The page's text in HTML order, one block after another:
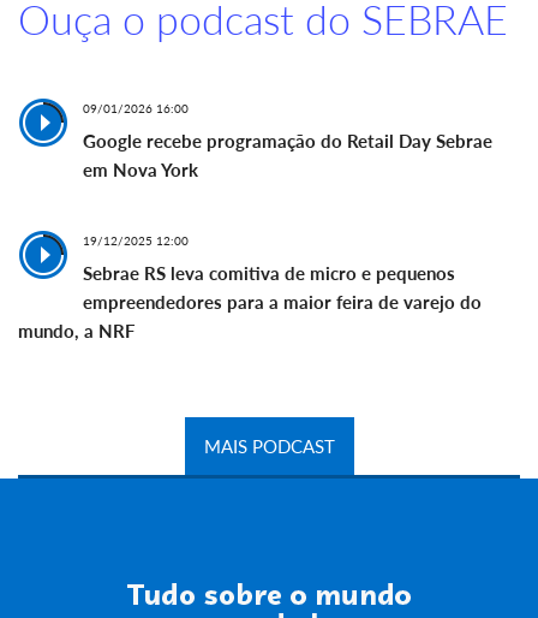
Ouça o podcast do SEBRAE
09/01/2026 16:00
Google recebe programação do Retail Day Sebrae
em Nova York
19/12/2025 12:00
Sebrae RS leva comitiva de micro e pequenos
empreendedores para a maior feira de varejo do
mundo, a NRF
MAIS PODCAST